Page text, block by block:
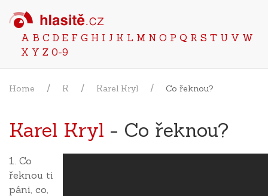
A B C D E F G H I J K L M N O P Q R S T U V W
X Y Z 0-9
Home K Karel Kryl Co řeknou?
Karel Kryl - Co řeknou?
1. Co
řeknou ti
páni, co,